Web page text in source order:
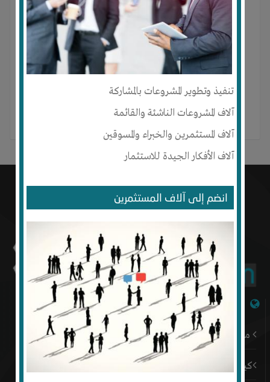
تنفيذ وتطوير المشروعات بالمشاركة
آلاف المشروعات الناشئة والقائمة
آلاف المستثمرين والخبراء والمسوقين
آلاف الأفكار الجيدة للاستثمار
انضم إلى آلاف المستثمرين
Mohammed essa لم ينشر أي منشور بعد.
شبكة إنتج
من نحن
كيف أبدأ